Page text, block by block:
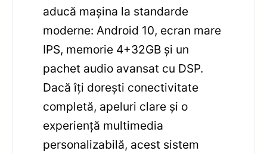
aducă mașina la standarde
moderne: Android 10, ecran mare
IPS, memorie 4+32GB și un
pachet audio avansat cu DSP.
Dacă îți dorești conectivitate
completă, apeluri clare și o
experiență multimedia
personalizabilă, acest sistem